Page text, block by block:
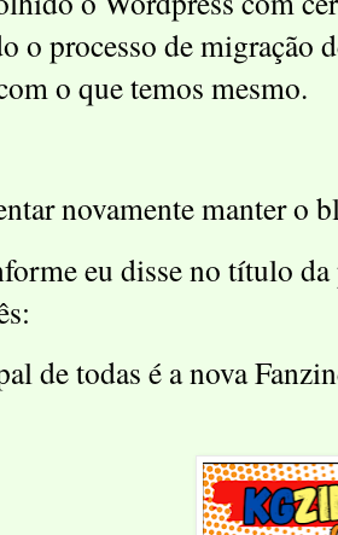
o processo de migração
o que temos mesmo.
novamente manter o
eu disse no título
de todas é a nova